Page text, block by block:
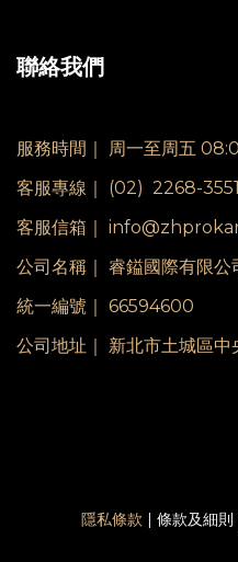
聯絡我們
服務時間｜ 周一至周五
客服專線｜ (02) 2268-3551
客服信箱｜
公司名稱｜ 睿鎰國際有限公
統一編號｜ 66594600
公司地址｜ 新北市土城區
隱私條款 | 條款及細